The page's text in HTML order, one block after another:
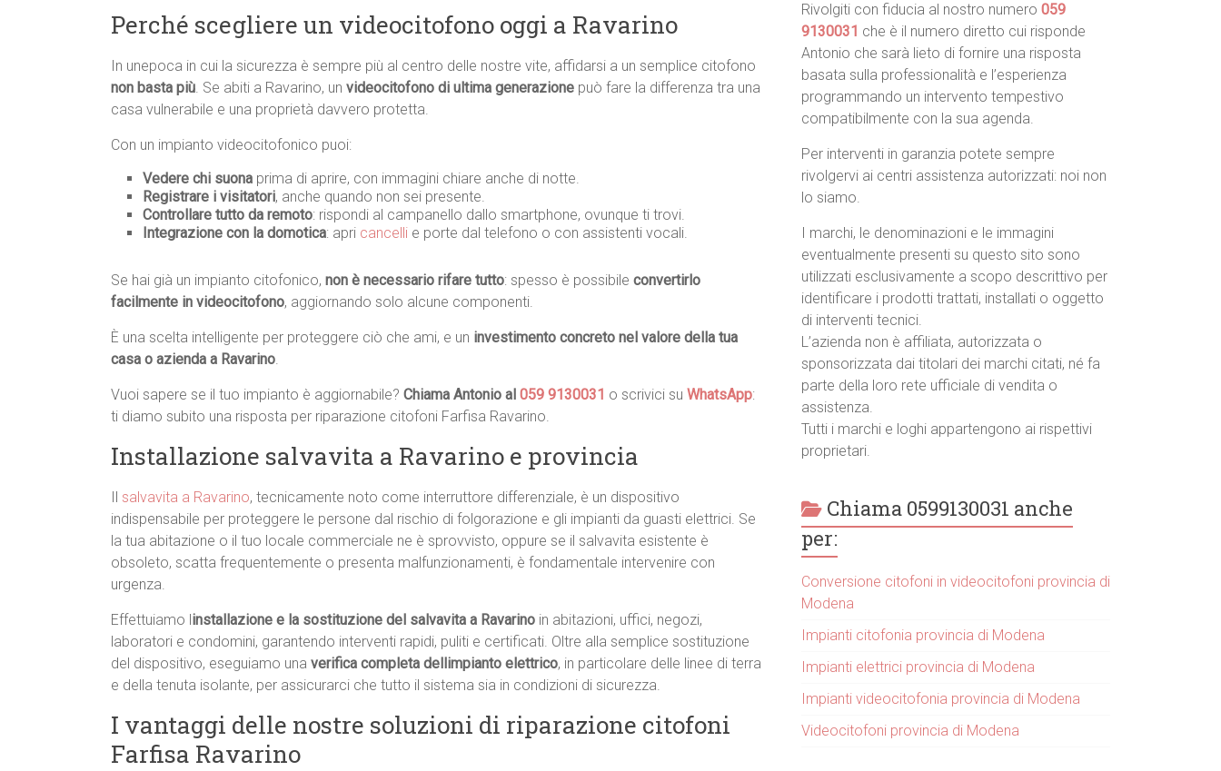
Perché scegliere un videocitofono oggi a Ravarino
In unepoca in cui la sicurezza è sempre più al centro delle nostre vite, affidarsi a un semplice citofono
non basta più. Se abiti a Ravarino, un videocitofono di ultima generazione può fare la differenza tra una
casa vulnerabile e una proprietà davvero protetta.
Con un impianto videocitofonico puoi:
Vedere chi suona prima di aprire, con immagini chiare anche di notte.
Registrare i visitatori, anche quando non sei presente.
Controllare tutto da remoto: rispondi al campanello dallo smartphone, ovunque ti trovi.
Integrazione con la domotica: apri cancelli e porte dal telefono o con assistenti vocali.
Se hai già un impianto citofonico, non è necessario rifare tutto: spesso è possibile convertirlo
facilmente in videocitofono, aggiornando solo alcune componenti.
È una scelta intelligente per proteggere ciò che ami, e un investimento concreto nel valore della tua
casa o azienda a Ravarino.
Vuoi sapere se il tuo impianto è aggiornabile? Chiama Antonio al 059 9130031 o scrivici su WhatsApp:
ti diamo subito una risposta per riparazione citofoni Farfisa Ravarino.
Installazione salvavita a Ravarino e provincia
salvavita a Ravarino, tecnicamente noto come interruttore differenziale, è un dispositivo
indispensabile per proteggere le persone dal rischio di folgorazione e gli impianti da guasti elettrici. Se
la tua abitazione o il tuo locale commerciale ne è sprovvisto, oppure se il salvavita esistente è
obsoleto, scatta frequentemente o presenta malfunzionamenti, è fondamentale intervenire con
urgenza.
Effettuiamo l installazione e la sostituzione del salvavita a Ravarino in abitazioni, uffici, negozi,
laboratori e condomini, garantendo interventi rapidi, puliti e certificati. Oltre alla semplice sostituzione
del dispositivo, eseguiamo una verifica completa dellimpianto elettrico, in particolare delle linee di terra
e della tenuta isolante, per assicurarci che tutto il sistema sia in condizioni di sicurezza.
I vantaggi delle nostre soluzioni di riparazione citofoni
Farfisa Ravarino
Rivolgiti con fiducia al nostro numero059
9130031 che è il numero diretto cui risponde
Antonio che sarà lieto di fornire una risposta
basata sulla professionalità e l’esperienza
programmando un intervento tempestivo
compatibilmente con la sua agenda.
Per interventi in garanzia potete sempre
rivolgervi ai centri assistenza autorizzati: noi non
lo siamo.
I marchi, le denominazioni e le immagini
eventualmente presenti su questo sito sono
utilizzati esclusivamente a scopo descrittivo per
identificare i prodotti trattati, installati o oggetto
di interventi tecnici.
L’azienda non è affiliata, autorizzata o
sponsorizzata dai titolari dei marchi citati, né fa
parte della loro rete ufficiale di vendita o
assistenza.
Tutti i marchi e loghi appartengono ai rispettivi
proprietari.
Chiama 0599130031 anche
per:
Conversione citofoni in videocitofoni provincia di
Modena
Impianti citofonia provincia di Modena
Impianti elettrici provincia di Modena
Impianti videocitofonia provincia di Modena
Videocitofoni provincia di Modena